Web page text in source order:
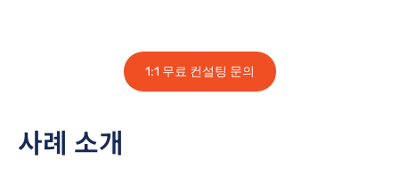
1:1 무료 컨설팅 문의
사례 소개